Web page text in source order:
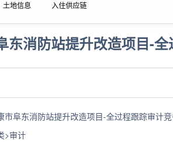
土地信息 入住供应链
东消防站提升改造项目-
市阜东消防站提升改造项目-全过程跟踪审计
>审计